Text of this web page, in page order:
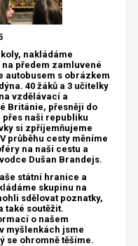
nakládáme
předem zamluvené
autobusem s obrázkem
40 žáků a 3 učitelky
vzdělávací a
Británie, přesněji do
přes naši republiku
si zpříjemňujeme
průběhu cesty měníme
na naši cestu a
Dušan Brandejs.
státní hranice a
skupinu na
sdělovat poznatky,
také soutěžit.
o našem
myšlenkách jsme
se ohromně těšíme.